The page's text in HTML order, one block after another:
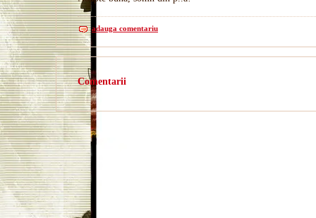
adauga comentariu
Comentarii